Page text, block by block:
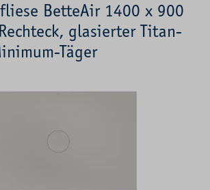
BetteAir 1400 x 900
glasierter Titan-
Täger